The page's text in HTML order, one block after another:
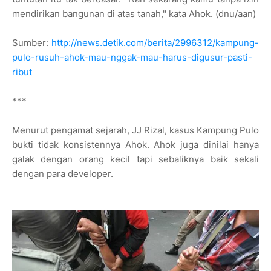
mendirikan bangunan di atas tanah," kata Ahok. (dnu/aan)
Sumber: http://news.detik.com/berita/2996312/kampung-
pulo-rusuh-ahok-mau-nggak-mau-harus-digusur-pasti-
ribut
***
Menurut pengamat sejarah, JJ Rizal, kasus Kampung Pulo
bukti tidak konsistennya Ahok. Ahok juga dinilai hanya
galak dengan orang kecil tapi sebaliknya baik sekali
dengan para developer.